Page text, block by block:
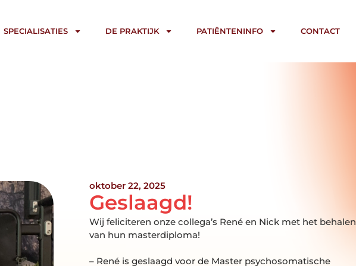
SPECIALISATIES DE PRAKTIJK PATIËNTENINFO CONTACT
oktober 22, 2025
Geslaagd!
Wij feliciteren onze collega’s René en Nick met het behalen
van hun masterdiploma!
– René is geslaagd voor de Master psychosomatische